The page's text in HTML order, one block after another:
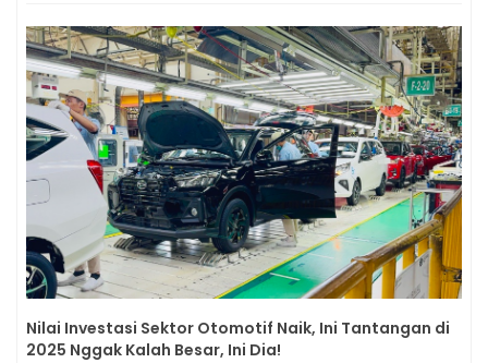
Nilai Investasi Sektor Otomotif Naik, Ini Tantangan di
2025 Nggak Kalah Besar, Ini Dia!